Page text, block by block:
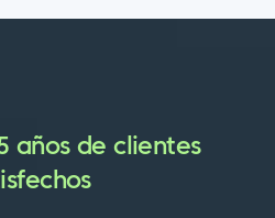
años de clientes